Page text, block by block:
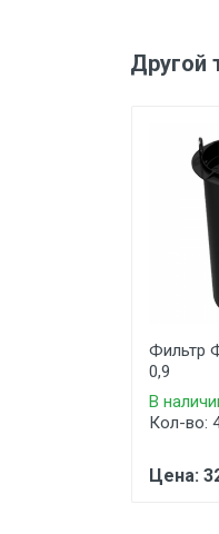
Другой
Фильтр
0,9
В
Кол-во:
Цена: